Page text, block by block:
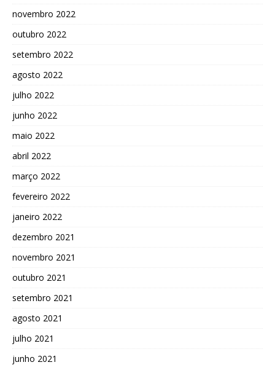
novembro 2022
outubro 2022
setembro 2022
agosto 2022
julho 2022
junho 2022
maio 2022
abril 2022
março 2022
fevereiro 2022
janeiro 2022
dezembro 2021
novembro 2021
outubro 2021
setembro 2021
agosto 2021
julho 2021
junho 2021